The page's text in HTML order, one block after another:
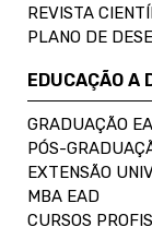
REVISTA
PLANO DE
EDUCAÇÃO A
GRADUAÇÃO
PÓS-
EXTENSÃO
MBA EAD
CURSOS